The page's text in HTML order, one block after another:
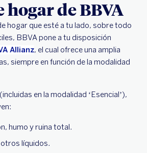
hogar de BBVA
hogar que esté a tu lado, sobre todo
BBVA pone a tu disposición
Allianz, el cual ofrece una amplia
siempre en función de la modalidad
(incluidas en la modalidad ‘Esencial’),
humo y ruina total.
otros líquidos.